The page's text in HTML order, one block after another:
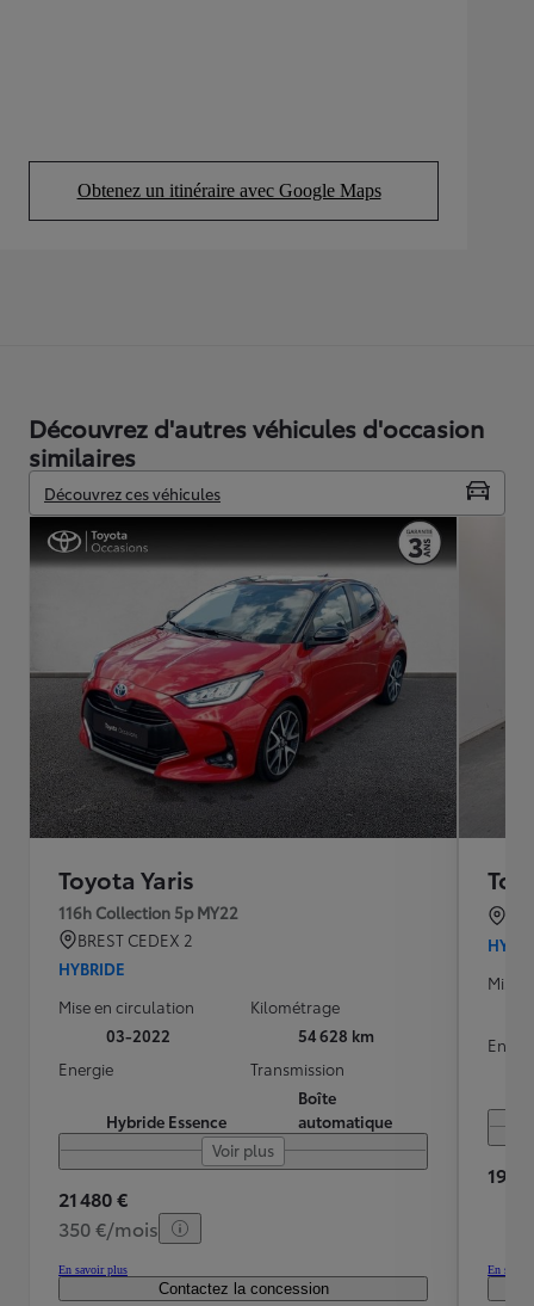
Obtenez un itinéraire avec Google Maps
(Opens in new tab)
Découvrez d'autres véhicules d'occasion
similaires
Découvrez ces véhicules
Toyota Yaris
116h Collection 5p MY22
BREST CEDEX 2
HYBRIDE
Mise en circulation
03-2022
Kilométrage
54 628 km
Energie
Hybride Essence
Transmission
Boîte
automatique
Voir plus
21 480 €
350 €/mois
En savoir plus
Contactez la concession
Mise
19
En